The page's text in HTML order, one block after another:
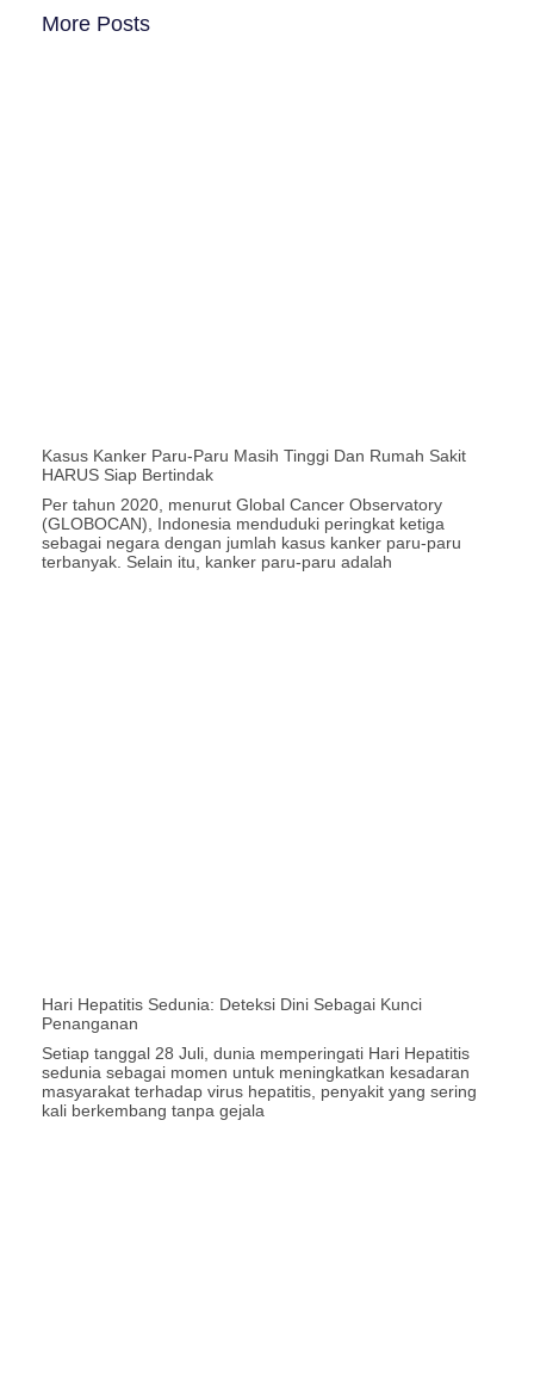
More Posts
Kasus Kanker Paru-Paru Masih Tinggi Dan Rumah Sakit
HARUS Siap Bertindak
Per tahun 2020, menurut Global Cancer Observatory
(GLOBOCAN), Indonesia menduduki peringkat ketiga
sebagai negara dengan jumlah kasus kanker paru-paru
terbanyak. Selain itu, kanker paru-paru adalah
Hari Hepatitis Sedunia: Deteksi Dini Sebagai Kunci
Penanganan
Setiap tanggal 28 Juli, dunia memperingati Hari Hepatitis
sedunia sebagai momen untuk meningkatkan kesadaran
masyarakat terhadap virus hepatitis, penyakit yang sering
kali berkembang tanpa gejala